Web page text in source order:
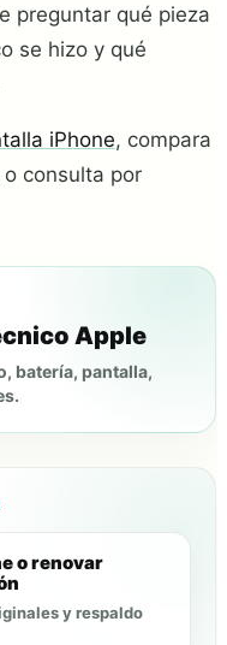
preguntar qué pieza
se hizo y qué
iPhone, compara
o consulta por
Apple
batería, pantalla,
o renovar
y respaldo